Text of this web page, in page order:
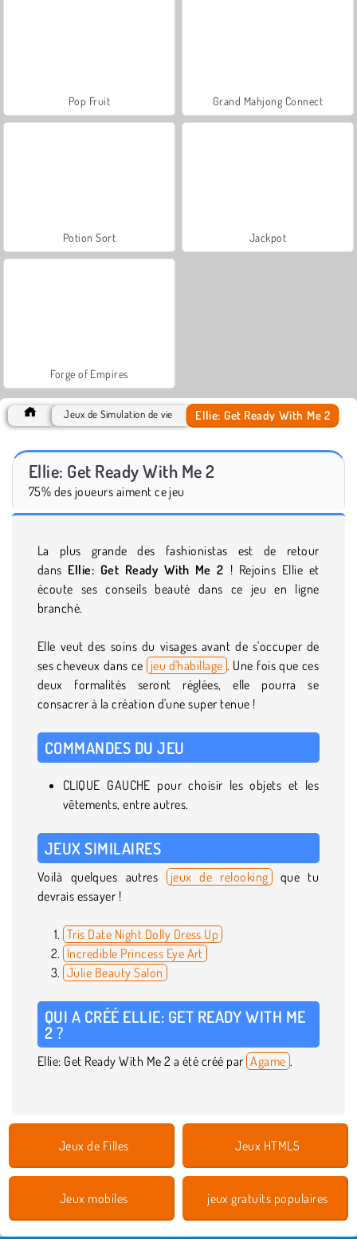
Pop Fruit Grand Mahjong Connect
Potion Sort Jackpot
Forge of Empires
Jeux de Simulation de vie Ellie: Get Ready With Me 2
Ellie: Get Ready With Me 2
75% des joueurs aiment ce jeu
La plus grande des fashionistas est de retour
dans Ellie: Get Ready With Me 2 ! Rejoins Ellie et
écoute ses conseils beauté dans ce jeu en ligne
branché.
Elle veut des soins du visages avant de s'occuper de
ses cheveux dans ce jeu d'habillage . Une fois que ces
deux formalités seront réglées, elle pourra se
consacrer à la création d'une super tenue !
COMMANDES DU JEU
CLIQUE GAUCHE pour choisir les objets et les
vêtements, entre autres.
JEUX SIMILAIRES
Voilà quelques autres jeux de relooking que tu
devrais essayer !
Tris Date Night Dolly Dress Up
Incredible Princess Eye Art
Julie Beauty Salon
QUI A CRÉÉ ELLIE: GET READY WITH ME
2 ?
Ellie: Get Ready With Me 2 a été créé par Agame .
Jeux de Filles Jeux HTML5
Jeux mobiles jeux gratuits populaires